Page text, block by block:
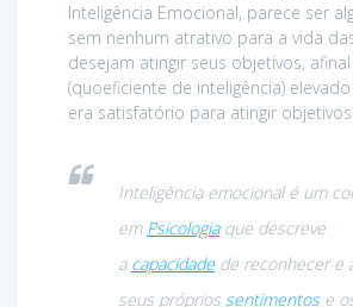
Inteligência Emocional, parece ser
sem nenhum atrativo para a vida
desejam atingir seus objetivos, afinal
(quoeficiente de inteligência)
era satisfatório para atingir objetivos.
Inteligência emocional é um
em Psicologiaque descreve
a capacidade de reconhecer e
seus próprios sentimentose